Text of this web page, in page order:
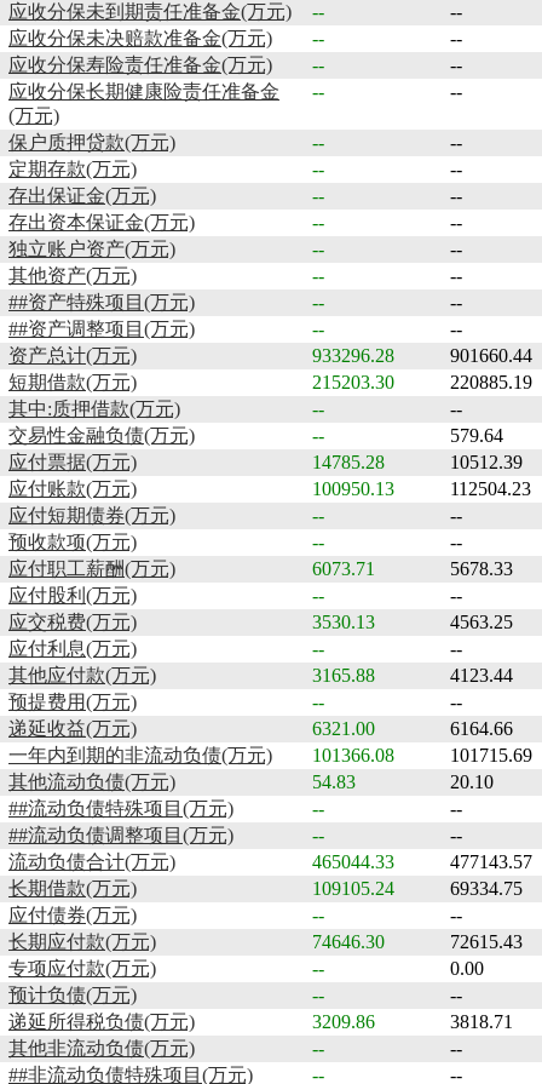
应收分保未到期责任准备金(万元)
--
--
应收分保未决赔款准备金(万元)
--
--
应收分保寿险责任准备金(万元)
--
--
应收分保长期健康险责任准备金
(万元)
-- --
保户质押贷款(万元) --
--
定期存款(万元)
--
--
存出保证金(万元)
--
--
存出资本保证金(万元)
--
--
独立账户资产(万元)
--
--
其他资产(万元)
--
--
##资产特殊项目(万元)
--
--
##资产调整项目(万元)
--
--
资产总计(万元)
933296.28
901660.44
短期借款(万元)
215203.30
220885.19
其中:质押借款(万元)
--
--
交易性金融负债(万元)
--
579.64
应付票据(万元)
14785.28
10512.39
应付账款(万元)
100950.13
112504.23
应付短期债券(万元)
--
--
预收款项(万元)
--
--
应付职工薪酬(万元)
6073.71
5678.33
应付股利(万元)
--
--
应交税费(万元)
3530.13
4563.25
应付利息(万元)
--
--
其他应付款(万元)
3165.88
4123.44
预提费用(万元)
--
--
递延收益(万元)
6321.00
6164.66
一年内到期的非流动负债(万元)
101366.08
101715.69
其他流动负债(万元)
54.83
20.10
##流动负债特殊项目(万元)
--
--
##流动负债调整项目(万元)
--
--
流动负债合计(万元)
465044.33
477143.57
长期借款(万元)
109105.24
69334.75
应付债券(万元)
--
--
长期应付款(万元)
74646.30
72615.43
专项应付款(万元)
--
0.00
预计负债(万元)
--
--
递延所得税负债(万元)
3209.86
3818.71
其他非流动负债(万元)
--
--
##非流动负债特殊项目(万元)
-- --